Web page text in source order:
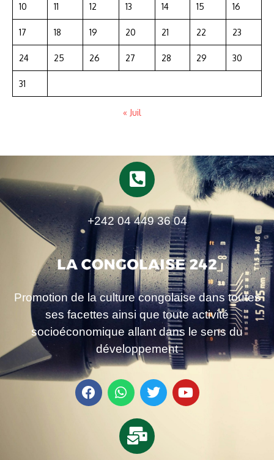
10 11 12 13 14 15 16
17 18 19 20 21 22 23
24 25 26 27 28 29 30
31
« Juil
+242 04 449 36 04
Promotion de la culture congolaise dans toutes
ses facettes ainsi que toute activité
socioéconomique allant dans le sens du
développement